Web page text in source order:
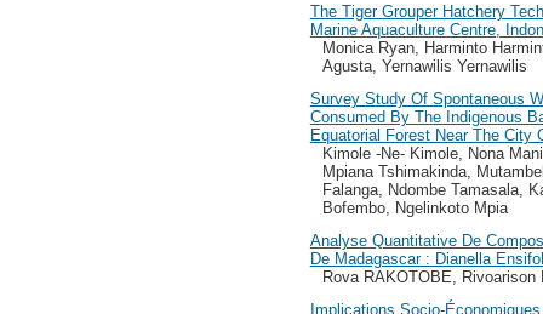
The Tiger Grouper Hatchery
Marine Aquaculture Centre,
Monica Ryan, Harminto
Agusta, Yernawilis Yernawilis
Survey Study Of Spontaneous
Consumed By The Indigenous
Equatorial Forest Near The City
Kimole -Ne- Kimole, Nona
Mpiana Tshimakinda,
Falanga, Ndombe Tamasala,
Bofembo, Ngelinkoto Mpia
Analyse Quantitative De
De Madagascar : Dianella
Rova RAKOTOBE, Rivoarison
Implications Socio-